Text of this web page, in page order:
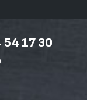
54 17 30